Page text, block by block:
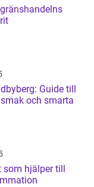
Guide till
och smarta
hjälper till